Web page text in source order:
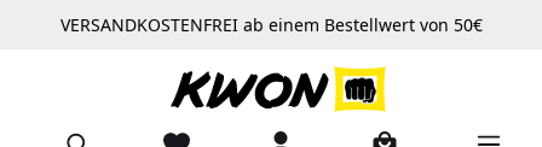
Zum Hauptinhalt springen
VERSANDKOSTENFREI ab einem Bestellwert von 50€